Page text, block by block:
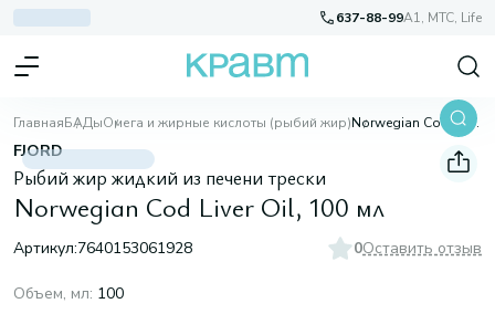
637-88-99A1, МТС, Life
ГлавнаяБАДыОмега и жирные кислоты (рыбий жир) Norwegian Cod Liver Oil, 100 мл
FJORD
Рыбий жир жидкий из печени трески
Norwegian Cod Liver Oil, 100 мл
Артикул:7640153061928 0Оставить отзыв
Объем, мл: 100